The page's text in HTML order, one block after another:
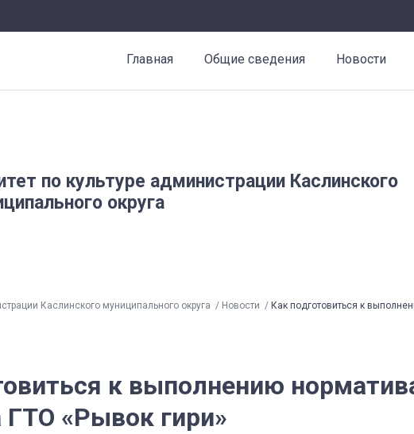
Главная Общие сведения Новости
по культуре администрации Каслинского
округа
Каслинского муниципального округа Новости Как подготовиться к
к выполнению
ГТО «Рывок гири»